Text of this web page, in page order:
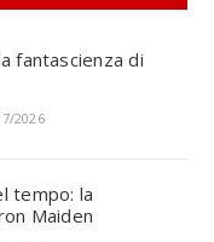
fantascienza di
2026
tempo: la
Maiden